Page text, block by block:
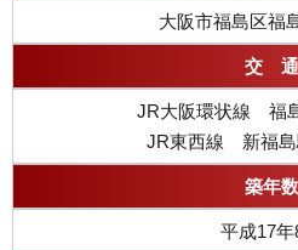
大阪市福島区福
交 通
JR大阪環状線 福
JR東西線 新福
築年数
平成17年